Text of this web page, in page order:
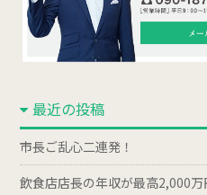
最近の投稿
市長ご乱心二連発！
飲食店店長の年収が最高2,000万